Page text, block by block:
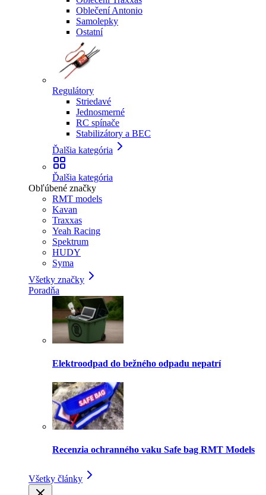
Oblečení Antonio
Samolepky
Ostatní
Regulátory
Striedavé
Jednosmerné
RC spínače
Stabilizátory a BEC
Ďalšia kategória
Ďalšia kategória
Obľúbené značky
RMT models
Kavan
Traxxas
Yeah Racing
Spektrum
HUDY
Syma
Všetky značky
Poradňa
Elektroodpad do bežného odpadu nepatrí
Recenzia ochranného vaku Safe bag RMT Models
Všetky články